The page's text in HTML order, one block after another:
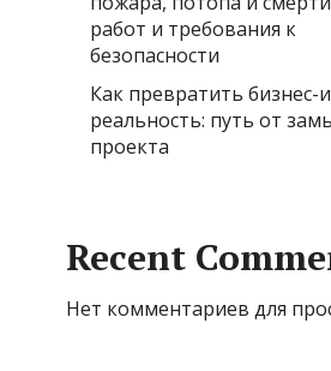
работ и требования к
безопасности
Как превратить бизнес-
реальность: путь от
проекта
Recent
Нет комментариев для